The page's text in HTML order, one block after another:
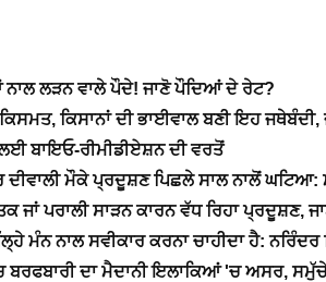
ਲੜਨ ਵਾਲੇ ਪੌਦੇ! ਜਾਣੋ ਪੌਦਿਆਂ ਦੇ ਰੇਟ?
ਕਿਸਾਨਾਂ ਦੀ ਭਾਈਵਾਲ ਬਣੀ ਇਹ ਜਥੇਬੰਦੀ,
ਬਾਇਓ-ਰੀਮੀਡੀਏਸ਼ਨ ਦੀ ਵਰਤੋਂ
ਦੀਵਾਲੀ ਮੌਕੇ ਪ੍ਰਦੂਸ਼ਣ ਪਿਛਲੇ ਸਾਲ ਨਾਲੋਂ
ਜਾਂ ਪਰਾਲੀ ਸਾੜਨ ਕਾਰਨ ਵੱਧ ਰਿਹਾ ਪ੍ਰਦੂਸ਼ਣ,
ਮੰਨ ਨਾਲ ਸਵੀਕਾਰ ਕਰਨਾ ਚਾਹੀਦਾ ਹੈ:
ਬਰਫਬਾਰੀ ਦਾ ਮੈਦਾਨੀ ਇਲਾਕਿਆਂ 'ਚ ਅਸਰ,